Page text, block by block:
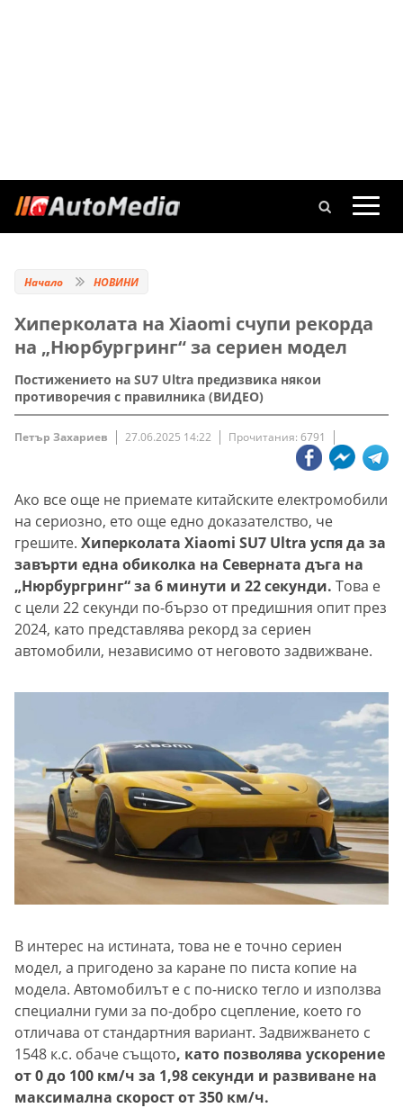
Начало НОВИНИ
Хиперколата на Xiaomi счупи рекорда
на „Нюрбургринг“ за сериен модел
Постижението на SU7 Ultra предизвика някои
противоречия с правилника (ВИДЕО)
Петър Захариев 27.06.2025 14:22 Прочитания: 6791
Ако все още не приемате китайските електромобили
на сериозно, ето още едно доказателство, че
грешите. Хиперколата Xiaomi SU7 Ultra успя да за
завърти една обиколка на Северната дъга на
„Нюрбургринг“ за 6 минути и 22 секунди. Това е
с цели 22 секунди по-бързо от предишния опит през
2024, като представлява рекорд за сериен
автомобили, независимо от неговото задвижване.
В интерес на истината, това не е точно сериен
модел, а пригодено за каране по писта копие на
модела. Автомобилът е с по-ниско тегло и използва
специални гуми за по-добро сцепление, което го
отличава от стандартния вариант. Задвижването с
1548 к.с. обаче същото, като позволява ускорение
от 0 до 100 км/ч за 1,98 секунди и развиване на
максимална скорост от 350 км/ч.